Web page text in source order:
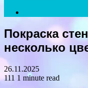
Покраска
несколько
26.11.2025
111 1 minute read